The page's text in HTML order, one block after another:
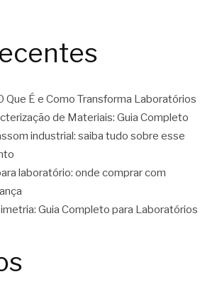
Que É e Como Transforma Laboratórios
de Materiais: Guia Completo
industrial: saiba tudo sobre esse
laboratório: onde comprar com
Guia Completo para Laboratórios